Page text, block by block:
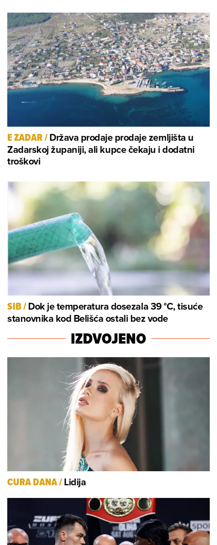
E ZADAR/Država prodaje prodaje zemljišta u
Zadarskoj županiji, ali kupce čekaju i dodatni
troškovi
SIB/Dok je temperatura dosezala 39 °C, tisuće
stanovnika kod Belišća ostali bez vode
IZDVOJENO
CURA DANA/Lidija